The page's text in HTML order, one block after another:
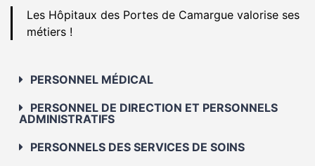
Les Hôpitaux des Portes de Camargue valorise ses
métiers !
PERSONNEL MÉDICAL
PERSONNEL DE DIRECTION ET PERSONNELS
ADMINISTRATIFS
PERSONNELS DES SERVICES DE SOINS